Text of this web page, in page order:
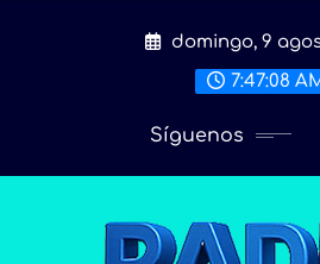
domingo, 9
7:47:10
Síguenos